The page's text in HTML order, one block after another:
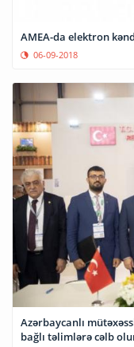
AMEA-da elektron
06-09-2018
Azərbaycanlı
bağlı təlimlərə cəlb